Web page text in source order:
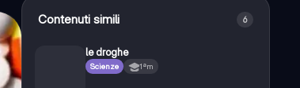
Contenuti simili 6
le droghe
Scienze 1ªm